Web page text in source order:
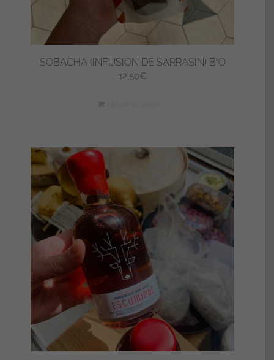
SOBACHA (INFUSION DE SARRASIN) BIO
12,50€